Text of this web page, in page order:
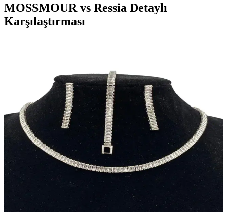
MOSSMOUR vs Ressia Detaylı
Karşılaştırması